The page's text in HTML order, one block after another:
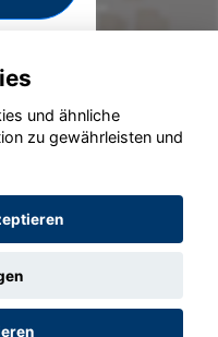
2020 - 2026
und ähnliche
zu gewährleisten und